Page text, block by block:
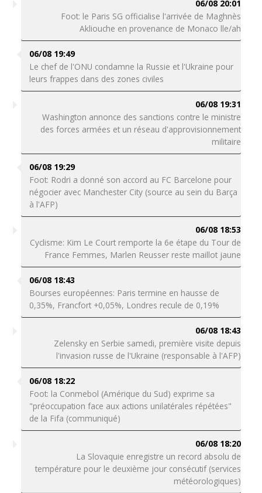
06/08 20:01
Foot: le Paris SG officialise l'arrivée de Maghnès
Akliouche en provenance de Monaco lle/ah
06/08 19:49
Le chef de l'ONU condamne la Russie et l'Ukraine pour
leurs frappes dans des zones civiles
06/08 19:31
Washington annonce des sanctions contre le ministre
des forces armées et un réseau d'approvisionnement
militaire
06/08 19:29
Foot: Rodri a donné son accord au FC Barcelone pour
négocier avec Manchester City (source au sein du Barça
à l'AFP)
06/08 18:53
Cyclisme: Kim Le Court remporte la 6e étape du Tour de
France Femmes, Marlen Reusser reste maillot jaune
06/08 18:43
Bourses européennes: Paris termine en hausse de
0,35%, Francfort +0,05%, Londres recule de 0,19%
06/08 18:43
Zelensky en Serbie samedi, première visite depuis
l'invasion russe de l'Ukraine (responsable à l'AFP)
06/08 18:22
Foot: la Conmebol (Amérique du Sud) exprime sa
"préoccupation face aux actions unilatérales répétées"
de la Fifa (communiqué)
06/08 18:20
La Slovaquie enregistre un record absolu de
température pour le deuxième jour consécutif (services
météorologiques)